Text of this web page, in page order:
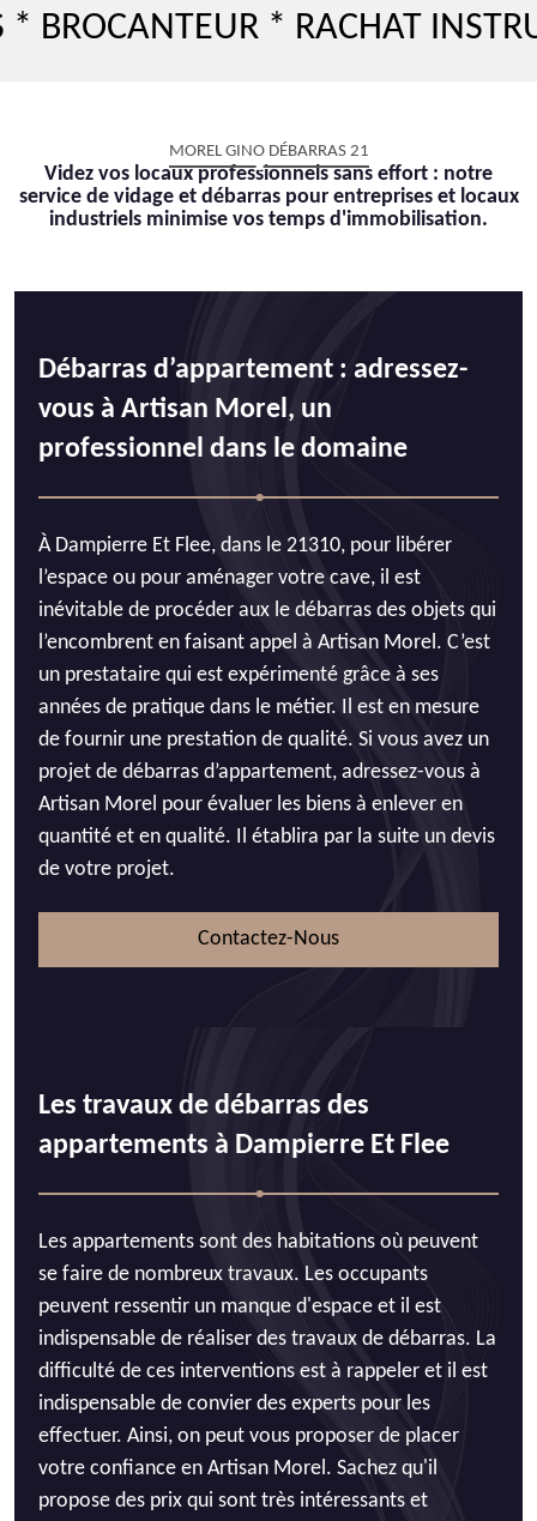
* RACHAT
MOREL GINO DÉBARRAS 21
Videz vos locaux professionnels sans effort : notre
service de vidage et débarras pour entreprises et locaux
industriels minimise vos temps d'immobilisation.
Débarras d’appartement : adressez-
vous à Artisan Morel, un
professionnel dans le domaine
À Dampierre Et Flee, dans le 21310, pour libérer
l’espace ou pour aménager votre cave, il est
inévitable de procéder aux le débarras des objets qui
l’encombrent en faisant appel à Artisan Morel. C’est
un prestataire qui est expérimenté grâce à ses
années de pratique dans le métier. Il est en mesure
de fournir une prestation de qualité. Si vous avez un
projet de débarras d’appartement, adressez-vous à
Artisan Morel pour évaluer les biens à enlever en
quantité et en qualité. Il établira par la suite un devis
de votre projet.
Contactez-Nous
Les travaux de débarras des
appartements à Dampierre Et Flee
Les appartements sont des habitations où peuvent
se faire de nombreux travaux. Les occupants
peuvent ressentir un manque d'espace et il est
indispensable de réaliser des travaux de débarras. La
difficulté de ces interventions est à rappeler et il est
indispensable de convier des experts pour les
effectuer. Ainsi, on peut vous proposer de placer
votre confiance en Artisan Morel. Sachez qu'il
propose des prix qui sont très intéressants et